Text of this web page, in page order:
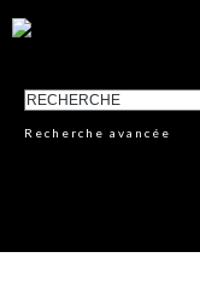
Recherche avancée